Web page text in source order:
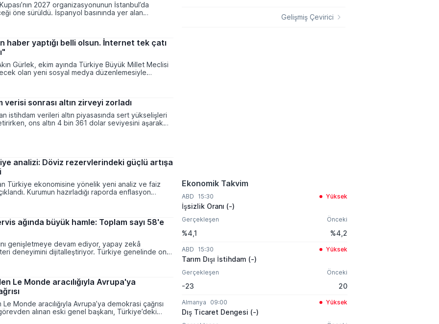
2027 organizasyonunun İstanbul’da
öne sürüldü. İspanyol basınında yer alan
ilk haftasında Avrupa’ya taşınabilir. Barcelona
bir El Clasico oynanması ihtimali bulunuyor.
haber yaptığı belli olsun. İnternet tek çatı
Gürlek, ekim ayında Türkiye Büyük Millet Meclisi
olan yeni sosyal medya düzenlemesiyle
düzenlenen dijital medya çalıştayında
internet basınına yönelik yeni bir hukuki
hale geldiğini belirtti.
verisi sonrası altın zirveyi zorladı
istihdam verileri altın piyasasında sert yükselişleri
ons altın 4 bin 361 dolar seviyesini aşarak
şok etkisi yaratırken, gram altın iç piyasada 6 bin
analizi: Döviz rezervlerindeki güçlü artışa
Türkiye ekonomisine yönelik yeni analiz ve faiz
Kurumun hazırladığı raporda enflasyon
eğilimi detaylı verilerle ele alındı.
ağında büyük hamle: Toplam sayı 58'e
genişletmeye devam ediyor, yapay zekâ
deneyimini dijitalleştiriyor. Türkiye genelinde on
nokta hedefine ulaşmak üzere çalışmalarını
Le Monde aracılığıyla Avrupa'ya
Monde aracılığıyla Avrupa’ya demokrasi çağrısı
alınan eski genel başkanı, Türkiye’deki
Gelişmiş Çevirici
Ekonomik Takvim
ABD 15:30 Yüksek
İşsizlik Oranı (-)
Gerçekleşen
%4,1
Önceki
%4,2
ABD 15:30 Yüksek
Tarım Dışı İstihdam (-)
Gerçekleşen
-23
Önceki
20
Almanya 09:00 Yüksek
Dış Ticaret Dengesi (-)